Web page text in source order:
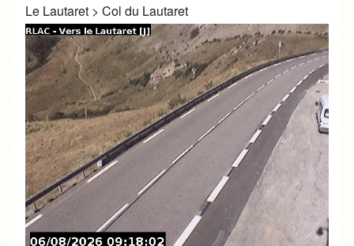
Le Lautaret > Col du Lautaret